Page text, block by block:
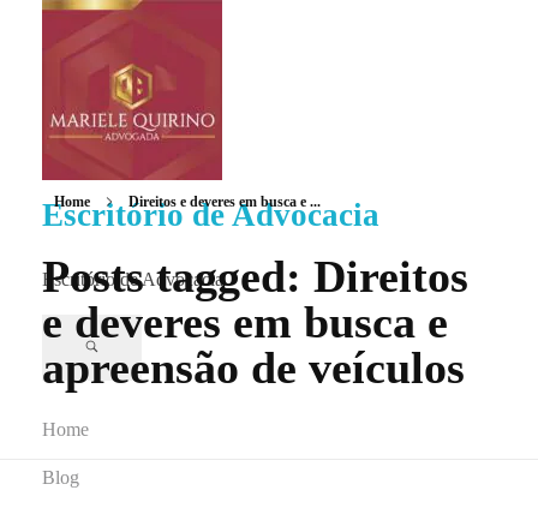
Escritório de Advocacia
Escritório de Advocacia
Home
Blog
Home Direitos e deveres em busca e ...
Posts tagged: Direitos
e deveres em busca e
apreensão de veículos